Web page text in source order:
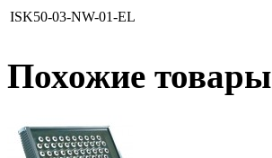
ISK50-03-NW-01-EL
Похожие товары